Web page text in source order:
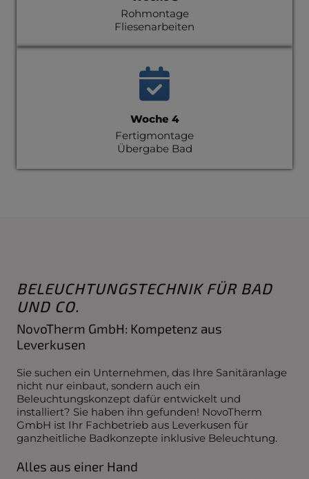
Rohmontage
Fliesenarbeiten
Woche 4
Fertigmontage
Übergabe Bad
BELEUCHTUNGSTECHNIK FÜR BAD
UND CO.
NovoTherm GmbH: Kompetenz aus
Leverkusen
Sie suchen ein Unternehmen, das Ihre Sanitäranlage
nicht nur einbaut, sondern auch ein
Beleuchtungskonzept dafür entwickelt und
installiert? Sie haben ihn gefunden! NovoTherm
GmbH ist Ihr Fachbetrieb aus Leverkusen für
ganzheitliche Badkonzepte inklusive Beleuchtung.
Alles aus einer Hand